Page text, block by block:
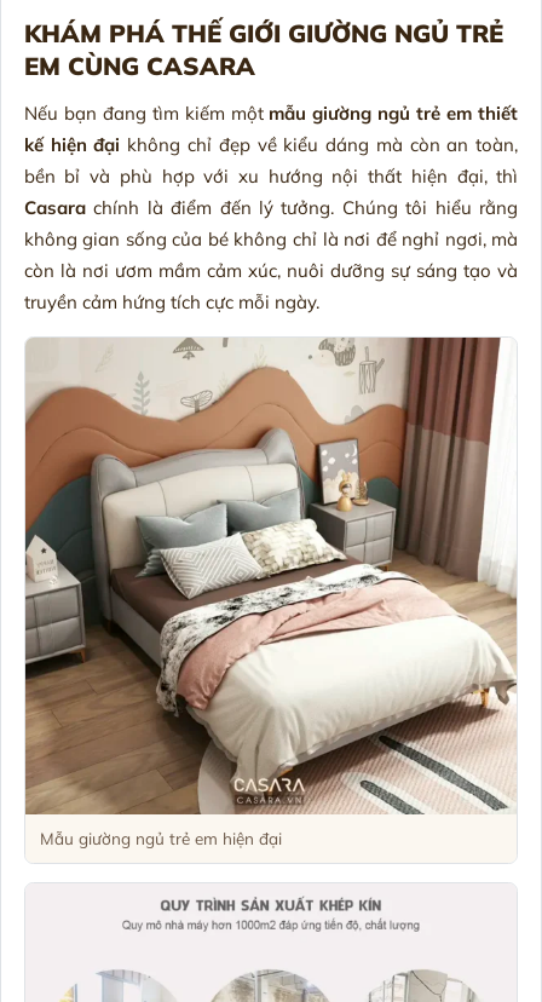
KHÁM PHÁ THẾ GIỚI GIƯỜNG NGỦ TRẺ
EM CÙNG CASARA
Nếu bạn đang tìm kiếm một mẫu giường ngủ trẻ em thiết
kế hiện đại không chỉ đẹp về kiểu dáng mà còn an toàn,
bền bỉ và phù hợp với xu hướng nội thất hiện đại, thì
Casarachính là điểm đến lý tưởng. Chúng tôi hiểu rằng
không gian sống của bé không chỉ là nơi để nghỉ ngơi, mà
còn là nơi ươm mầm cảm xúc, nuôi dưỡng sự sáng tạo và
truyền cảm hứng tích cực mỗi ngày.
Mẫu giường ngủ trẻ em hiện đại